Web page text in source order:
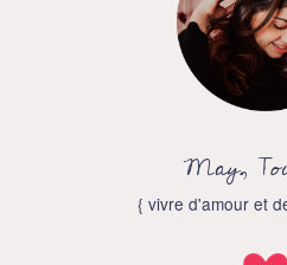
May,
{ vivre d'amour et